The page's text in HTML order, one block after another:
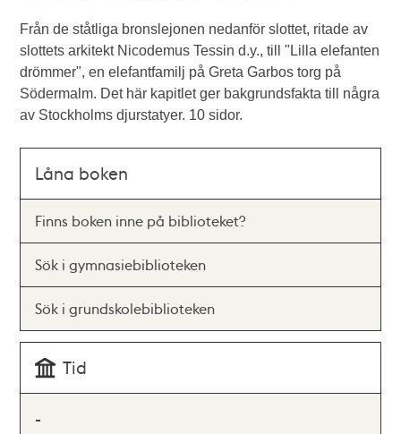
Från de ståtliga bronslejonen nedanför slottet, ritade av
slottets arkitekt Nicodemus Tessin d.y., till "Lilla elefanten
drömmer", en elefantfamilj på Greta Garbos torg på
Södermalm. Det här kapitlet ger bakgrundsfakta till några
av Stockholms djurstatyer. 10 sidor.
Låna boken
Finns boken inne på biblioteket?
Sök i gymnasiebiblioteken
Sök i grundskolebiblioteken
Tid
-